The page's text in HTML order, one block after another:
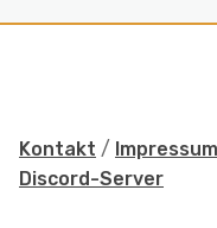
Kontakt / Impressum
Discord-Server